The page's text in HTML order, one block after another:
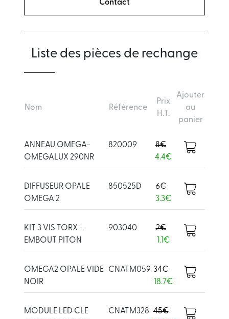
Contact
Liste des pièces de rechange
Nom Référence
Prix
H.T.
Ajouter
au
panier
ANNEAU OMEGA-
OMEGALUX 290NR
820009
8€
4.4€
DIFFUSEUR OPALE
OMEGA 2
850525D
6€
3.3€
KIT 3 VIS TORX +
EMBOUT PITON
903040
2€
1.1€
OMEGA2 OPALE VIDE
NOIR
CNATM059 34€
18.7€
MODULE LED CLE
CNATM328 45€